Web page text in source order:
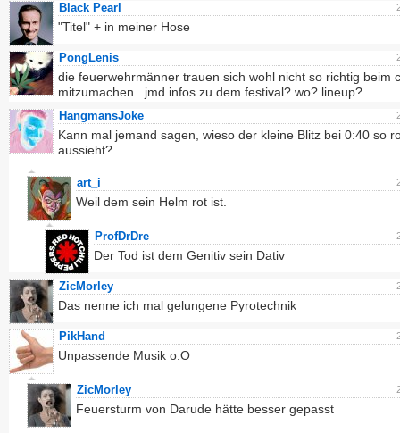
Black Pearl
"Titel" + in meiner Hose
PongLenis
die feuerwehrmänner trauen sich wohl nicht so richtig beim
mitzumachen.. jmd infos zu dem festival? wo? lineup?
HangmansJoke
Kann mal jemand sagen, wieso der kleine Blitz bei 0:40 so
aussieht?
art_i
Weil dem sein Helm rot ist.
ProfDrDre
Der Tod ist dem Genitiv sein Dativ
ZicMorley
Das nenne ich mal gelungene Pyrotechnik
PikHand
Unpassende Musik o.O
ZicMorley
Feuersturm von Darude hätte besser gepasst